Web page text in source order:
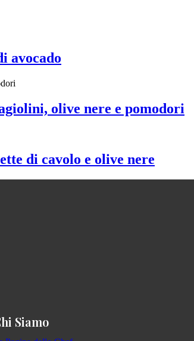
avocado
olive nere e pomodori
di cavolo e olive nere
Siamo